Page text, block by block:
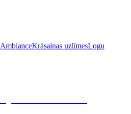
AmbianceKrāsainas uzlīmesLogu